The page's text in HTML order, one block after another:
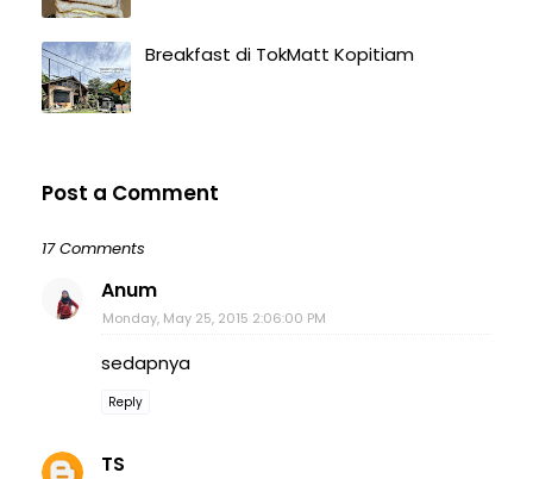
Breakfast di TokMatt Kopitiam
Post a Comment
17 Comments
Anum
Monday, May 25, 2015 2:06:00 PM
sedapnya
Reply
TS